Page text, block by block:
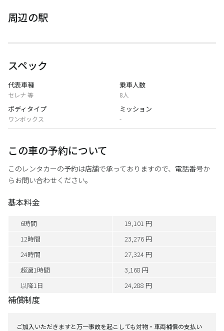
周辺の駅
スペック
代表車種
セレナ 等
乗車人数
8人
ボディタイプ
ワンボックス
ミッション
-
この車の予約について
このレンタカーの予約は店舗で承っておりますので、電話番号か
らお問い合わせください。
基本料金
6時間
19,101 円
12時間
23,276 円
24時間
27,324 円
超過1時間
3,168 円
以降1日
24,288 円
補償制度
ご加入いただきますと万一事故を起こしても対物・車両補償の支払い